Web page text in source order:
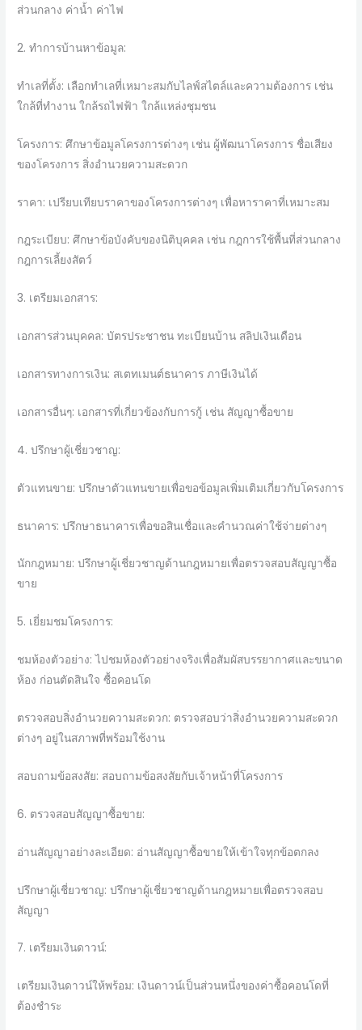
ส่วนกลาง ค่าน้ำ ค่าไฟ
2. ทำการบ้านหาข้อมูล:
ทำเลที่ตั้ง: เลือกทำเลที่เหมาะสมกับไลฟ์สไตล์และความต้องการ เช่น
ใกล้ที่ทำงาน ใกล้รถไฟฟ้า ใกล้แหล่งชุมชน
โครงการ: ศึกษาข้อมูลโครงการต่างๆ เช่น ผู้พัฒนาโครงการ ชื่อเสียง
ของโครงการ สิ่งอำนวยความสะดวก
ราคา: เปรียบเทียบราคาของโครงการต่างๆ เพื่อหาราคาที่เหมาะสม
กฎระเบียบ: ศึกษาข้อบังคับของนิติบุคคล เช่น กฎการใช้พื้นที่ส่วนกลาง
กฎการเลี้ยงสัตว์
3. เตรียมเอกสาร:
เอกสารส่วนบุคคล: บัตรประชาชน ทะเบียนบ้าน สลิปเงินเดือน
เอกสารทางการเงิน: สเตทเมนต์ธนาคาร ภาษีเงินได้
เอกสารอื่นๆ: เอกสารที่เกี่ยวข้องกับการกู้ เช่น สัญญาซื้อขาย
4. ปรึกษาผู้เชี่ยวชาญ:
ตัวแทนขาย: ปรึกษาตัวแทนขายเพื่อขอข้อมูลเพิ่มเติมเกี่ยวกับโครงการ
ธนาคาร: ปรึกษาธนาคารเพื่อขอสินเชื่อและคำนวณค่าใช้จ่ายต่างๆ
นักกฎหมาย: ปรึกษาผู้เชี่ยวชาญด้านกฎหมายเพื่อตรวจสอบสัญญาซื้อ
ขาย
5. เยี่ยมชมโครงการ:
ชมห้องตัวอย่าง: ไปชมห้องตัวอย่างจริงเพื่อสัมผัสบรรยากาศและขนาด
ห้อง ก่อนตัดสินใจ ซื้อคอนโด
ตรวจสอบสิ่งอำนวยความสะดวก: ตรวจสอบว่าสิ่งอำนวยความสะดวก
ต่างๆ อยู่ในสภาพที่พร้อมใช้งาน
สอบถามข้อสงสัย: สอบถามข้อสงสัยกับเจ้าหน้าที่โครงการ
6. ตรวจสอบสัญญาซื้อขาย:
อ่านสัญญาอย่างละเอียด: อ่านสัญญาซื้อขายให้เข้าใจทุกข้อตกลง
ปรึกษาผู้เชี่ยวชาญ: ปรึกษาผู้เชี่ยวชาญด้านกฎหมายเพื่อตรวจสอบ
สัญญา
7. เตรียมเงินดาวน์:
เตรียมเงินดาวน์ให้พร้อม: เงินดาวน์เป็นส่วนหนึ่งของค่าซื้อคอนโดที่
ต้องชำระ